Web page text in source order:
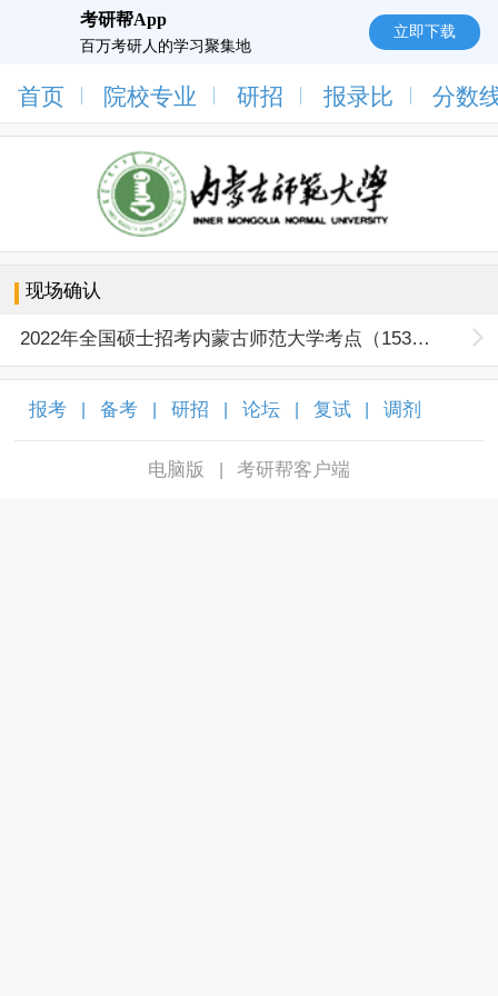
考研帮App
百万考研人的学习聚集地
立即下载
首页 院校专业 研招 报录比 分数
现场确认
2022年全国硕士招考内蒙古师范大学考点（1536）网上确认公告
报考 备考 研招 论坛 复试 调剂
电脑版 考研帮客户端